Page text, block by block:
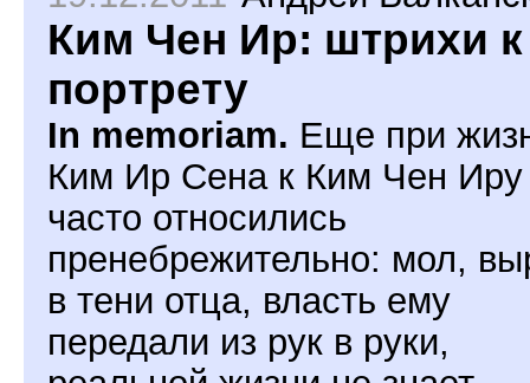
Ким Чен Ир: штрихи к
портрету
In memoriam. Еще при
Ким Ир Сена к Ким Чен Иру
часто относились
пренебрежительно: мол,
в тени отца, власть ему
передали из рук в руки,